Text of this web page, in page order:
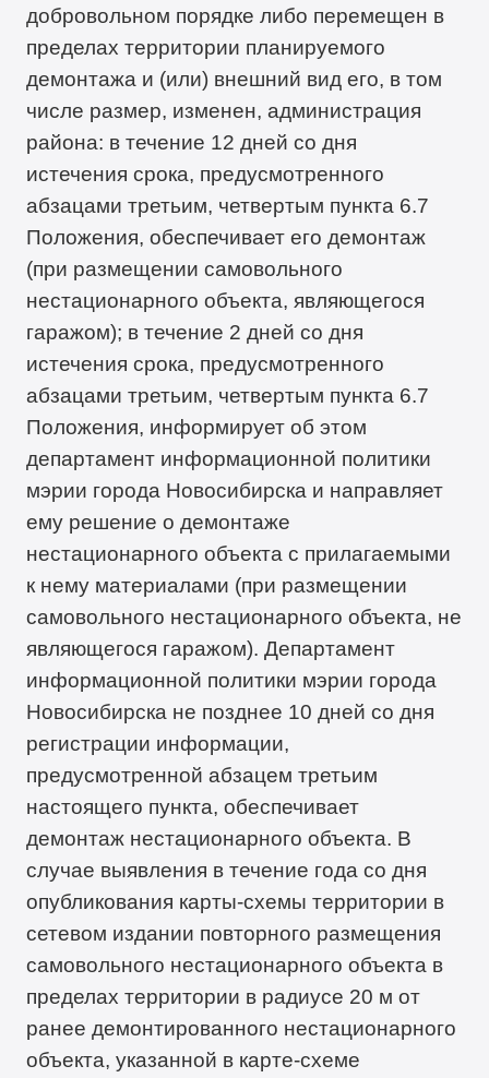
добровольном порядке либо перемещен в
пределах территории планируемого
демонтажа и (или) внешний вид его, в том
числе размер, изменен, администрация
района: в течение 12 дней со дня
истечения срока, предусмотренного
абзацами третьим, четвертым пункта 6.7
Положения, обеспечивает его демонтаж
(при размещении самовольного
нестационарного объекта, являющегося
гаражом); в течение 2 дней со дня
истечения срока, предусмотренного
абзацами третьим, четвертым пункта 6.7
Положения, информирует об этом
департамент информационной политики
мэрии города Новосибирска и направляет
ему решение о демонтаже
нестационарного объекта с прилагаемыми
к нему материалами (при размещении
самовольного нестационарного объекта, не
являющегося гаражом). Департамент
информационной политики мэрии города
Новосибирска не позднее 10 дней со дня
регистрации информации,
предусмотренной абзацем третьим
настоящего пункта, обеспечивает
демонтаж нестационарного объекта. В
случае выявления в течение года со дня
опубликования карты-схемы территории в
сетевом издании повторного размещения
самовольного нестационарного объекта в
пределах территории в радиусе 20 м от
ранее демонтированного нестационарного
объекта, указанной в карте-схеме